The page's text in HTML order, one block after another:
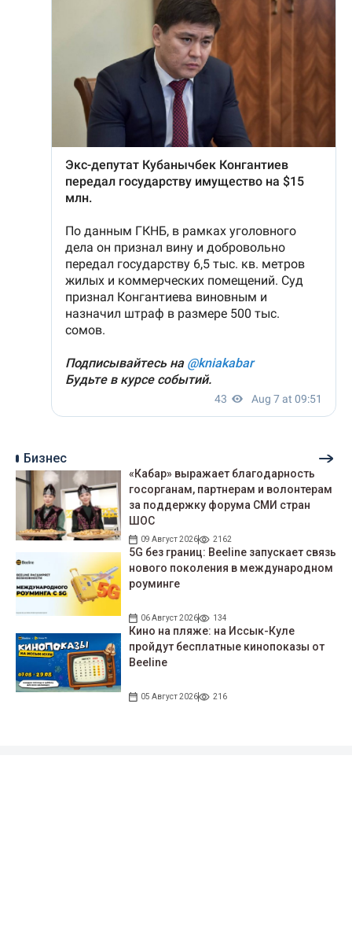
Бизнес
«Кабар» выражает благодарность
госорганам, партнерам и волонтерам
за поддержку форума СМИ стран
ШОС
09 Август 2026 2162
5G без границ: Beeline запускает связь
нового поколения в международном
роуминге
06 Август 2026 134
Кино на пляже: на Иссык-Куле
пройдут беcплатные кинопоказы от
Beeline
05 Август 2026 216